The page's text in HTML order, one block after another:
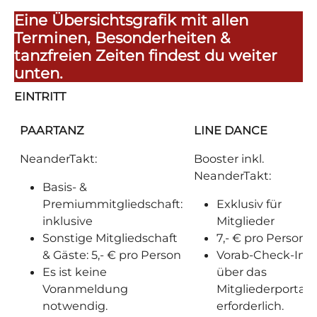
Eine Übersichtsgrafik mit allen
Terminen, Besonderheiten &
tanzfreien Zeiten findest du weiter
unten.
EINTRITT
PAARTANZ
NeanderTakt:
Basis- &
Premiummitgliedschaft:
inklusive
Sonstige Mitgliedschaft
& Gäste: 5,- € pro Person
Es ist keine
Voranmeldung
notwendig.
LINE DANCE
Booster inkl.
NeanderTakt:
Exklusiv für
Mitglieder
7,- € pro Person
Vorab-Check-In
über das
Mitgliederportal
erforderlich.